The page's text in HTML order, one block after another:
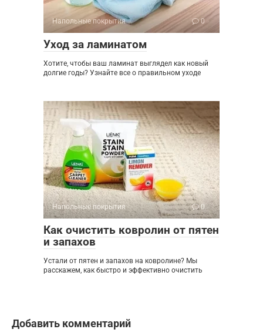
Напольные покрытия 0
Уход за ламинатом
Хотите, чтобы ваш ламинат выглядел как новый
долгие годы? Узнайте все о правильном уходе
Напольные покрытия 0
Как очистить ковролин от пятен
и запахов
Устали от пятен и запахов на ковролине? Мы
расскажем, как быстро и эффективно очистить
Добавить комментарий